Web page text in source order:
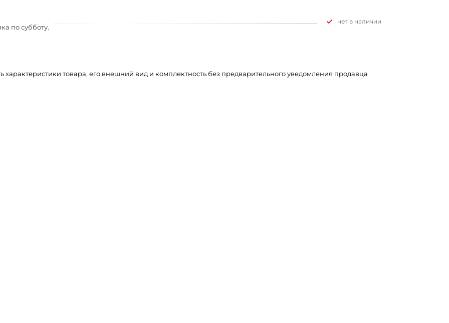
по субботу.
Нет в наличии
характеристики товара, его внешний вид и комплектность без предварительного уведомления продавца